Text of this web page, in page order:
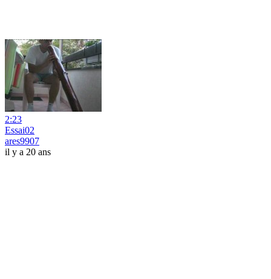
2:23
Essai02
ares9907
il y a 20 ans